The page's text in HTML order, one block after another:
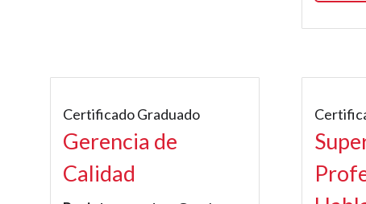
Certificado Graduado
Gerencia de
Calidad